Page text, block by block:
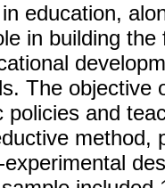
education,
in building
The objective
policies and
method,